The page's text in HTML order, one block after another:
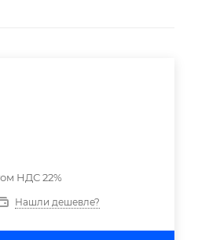
НДС 22%
Нашли дешевле?